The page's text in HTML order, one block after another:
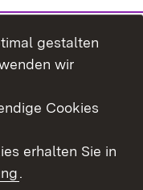
gestalten
wir
Cookies
erhalten Sie in
.